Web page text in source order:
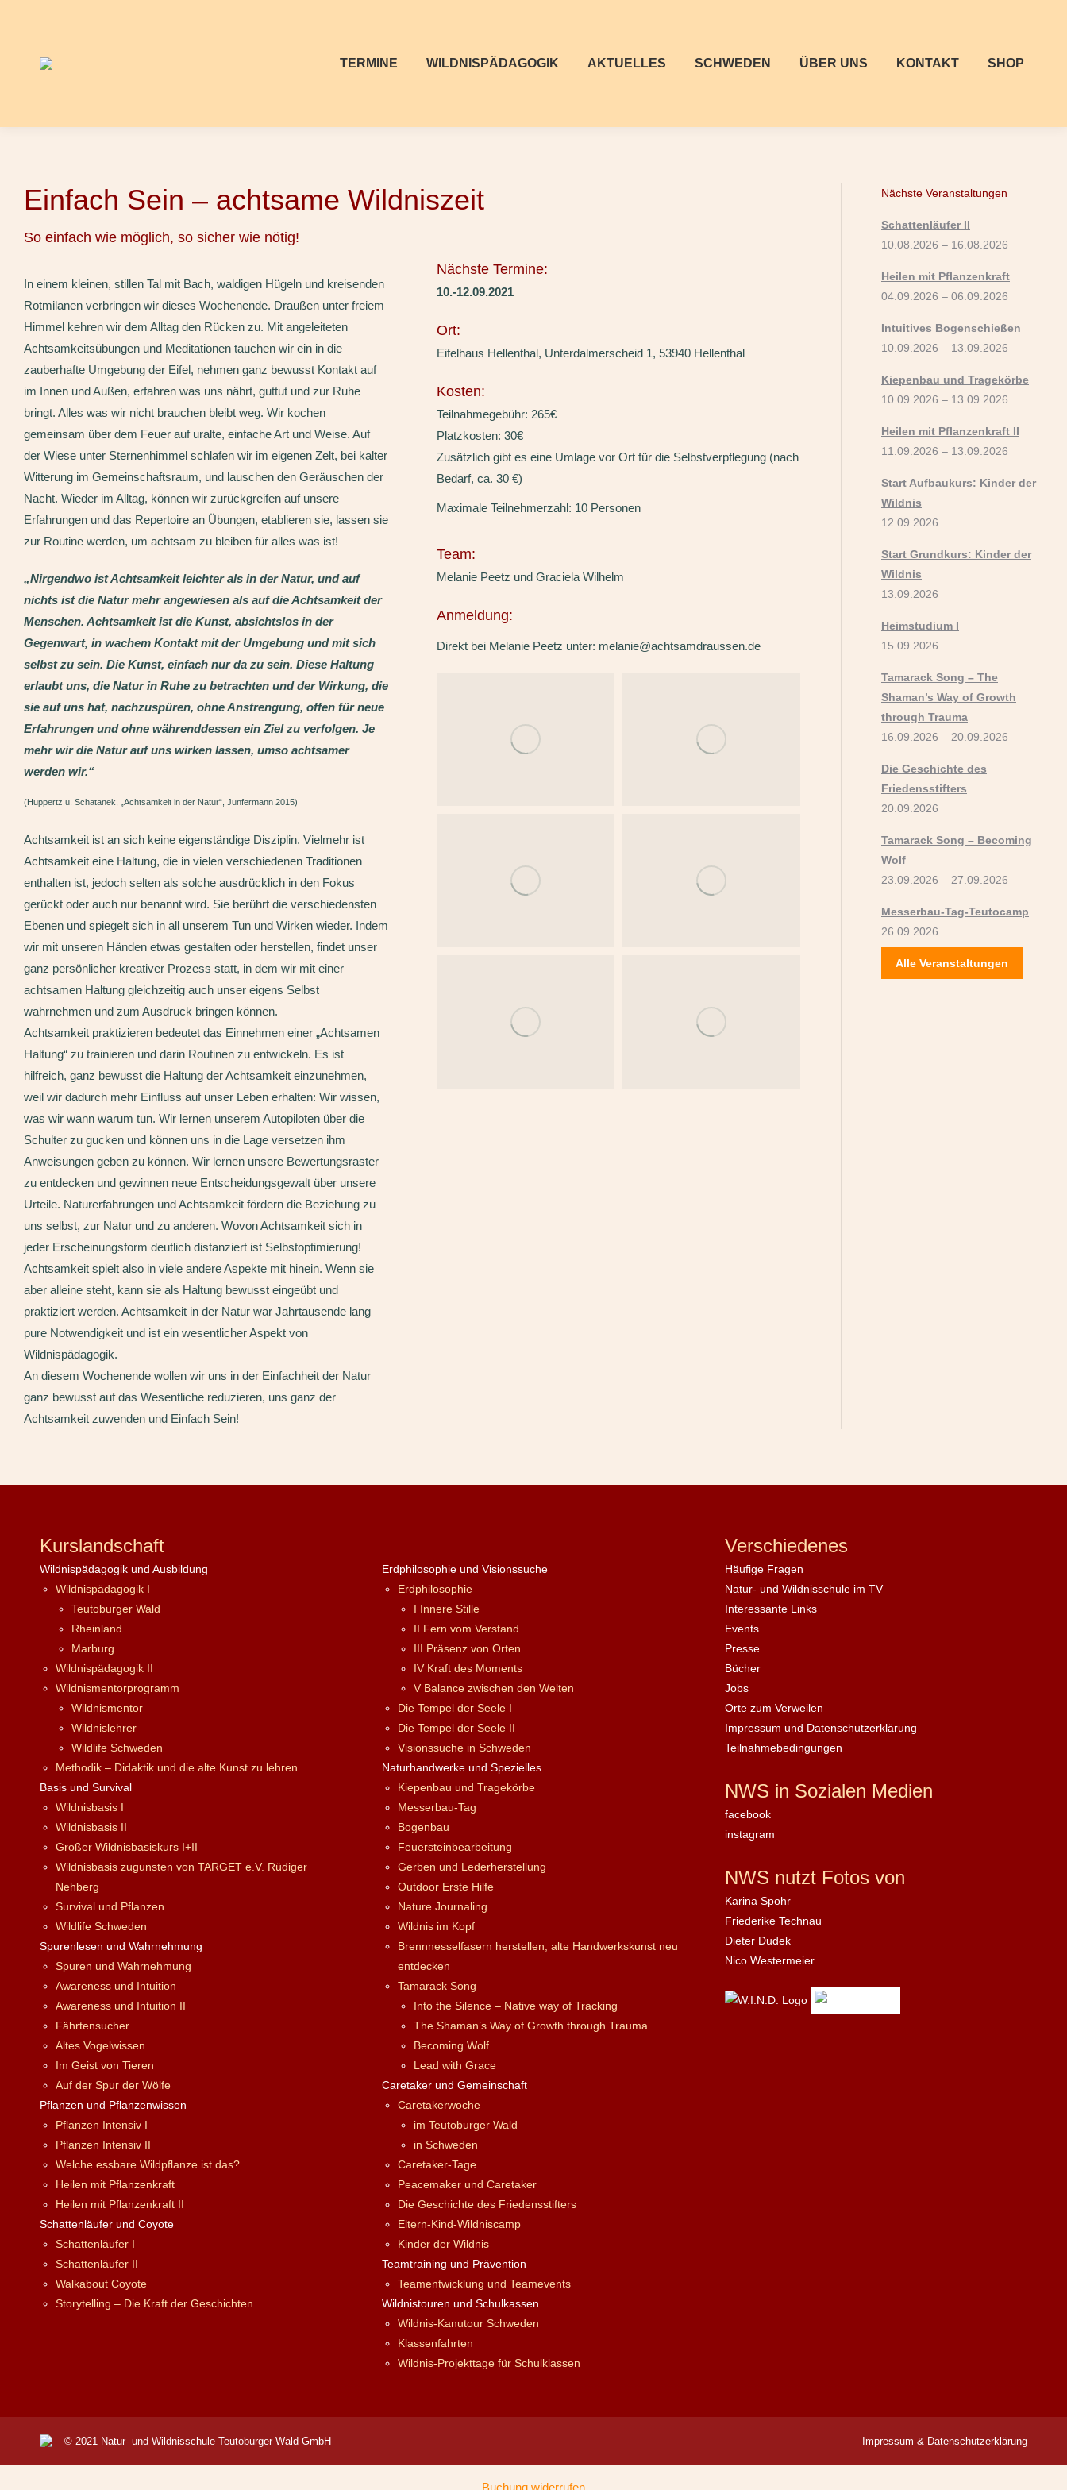
TERMINE WILDNISPÄDAGOGIK AKTUELLES SCHWEDEN ÜBER UNS KONTAKT SHOP
Einfach Sein – achtsame Wildniszeit
So einfach wie möglich, so sicher wie nötig!
In einem kleinen, stillen Tal mit Bach, waldigen Hügeln und kreisenden
Rotmilanen verbringen wir dieses Wochenende. Draußen unter freiem
Himmel kehren wir dem Alltag den Rücken zu. Mit angeleiteten
Achtsamkeitsübungen und Meditationen tauchen wir ein in die
zauberhafte Umgebung der Eifel, nehmen ganz bewusst Kontakt auf
im Innen und Außen, erfahren was uns nährt, guttut und zur Ruhe
bringt. Alles was wir nicht brauchen bleibt weg. Wir kochen
gemeinsam über dem Feuer auf uralte, einfache Art und Weise. Auf
der Wiese unter Sternenhimmel schlafen wir im eigenen Zelt, bei kalter
Witterung im Gemeinschaftsraum, und lauschen den Geräuschen der
Nacht. Wieder im Alltag, können wir zurückgreifen auf unsere
Erfahrungen und das Repertoire an Übungen, etablieren sie, lassen sie
zur Routine werden, um achtsam zu bleiben für alles was ist!
„Nirgendwo ist Achtsamkeit leichter als in der Natur, und auf
nichts ist die Natur mehr angewiesen als auf die Achtsamkeit der
Menschen. Achtsamkeit ist die Kunst, absichtslos in der
Gegenwart, in wachem Kontakt mit der Umgebung und mit sich
selbst zu sein. Die Kunst, einfach nur da zu sein. Diese Haltung
erlaubt uns, die Natur in Ruhe zu betrachten und der Wirkung, die
sie auf uns hat, nachzuspüren, ohne Anstrengung, offen für neue
Erfahrungen und ohne währenddessen ein Ziel zu verfolgen. Je
mehr wir die Natur auf uns wirken lassen, umso achtsamer
werden wir.“
(Huppertz u. Schatanek, „Achtsamkeit in der Natur“, Junfermann 2015)
Achtsamkeit ist an sich keine eigenständige Disziplin. Vielmehr ist
Achtsamkeit eine Haltung, die in vielen verschiedenen Traditionen
enthalten ist, jedoch selten als solche ausdrücklich in den Fokus
gerückt oder auch nur benannt wird. Sie berührt die verschiedensten
Ebenen und spiegelt sich in all unserem Tun und Wirken wieder. Indem
wir mit unseren Händen etwas gestalten oder herstellen, findet unser
ganz persönlicher kreativer Prozess statt, in dem wir mit einer
achtsamen Haltung gleichzeitig auch unser eigens Selbst
wahrnehmen und zum Ausdruck bringen können.
Achtsamkeit praktizieren bedeutet das Einnehmen einer „Achtsamen
Haltung“ zu trainieren und darin Routinen zu entwickeln. Es ist
hilfreich, ganz bewusst die Haltung der Achtsamkeit einzunehmen,
weil wir dadurch mehr Einfluss auf unser Leben erhalten: Wir wissen,
was wir wann warum tun. Wir lernen unserem Autopiloten über die
Schulter zu gucken und können uns in die Lage versetzen ihm
Anweisungen geben zu können. Wir lernen unsere Bewertungsraster
zu entdecken und gewinnen neue Entscheidungsgewalt über unsere
Urteile. Naturerfahrungen und Achtsamkeit fördern die Beziehung zu
uns selbst, zur Natur und zu anderen. Wovon Achtsamkeit sich in
jeder Erscheinungsform deutlich distanziert ist Selbstoptimierung!
Achtsamkeit spielt also in viele andere Aspekte mit hinein. Wenn sie
aber alleine steht, kann sie als Haltung bewusst eingeübt und
praktiziert werden. Achtsamkeit in der Natur war Jahrtausende lang
pure Notwendigkeit und ist ein wesentlicher Aspekt von
Wildnispädagogik.
An diesem Wochenende wollen wir uns in der Einfachheit der Natur
ganz bewusst auf das Wesentliche reduzieren, uns ganz der
Achtsamkeit zuwenden und Einfach Sein!
Nächste Termine:
10.-12.09.2021
Ort:
Eifelhaus Hellenthal, Unterdalmerscheid 1, 53940 Hellenthal
Kosten:
Teilnahmegebühr: 265€
Platzkosten: 30€
Zusätzlich gibt es eine Umlage vor Ort für die Selbstverpflegung (nach
Bedarf, ca. 30 €)
Maximale Teilnehmerzahl: 10 Personen
Team:
Melanie Peetz und Graciela Wilhelm
Anmeldung:
Direkt bei Melanie Peetz unter: melanie@achtsamdraussen.de
Nächste Veranstaltungen
Schattenläufer II
10.08.2026 – 16.08.2026
Heilen mit Pflanzenkraft
04.09.2026 – 06.09.2026
Intuitives Bogenschießen
10.09.2026 – 13.09.2026
Kiepenbau und Tragekörbe
10.09.2026 – 13.09.2026
Heilen mit Pflanzenkraft II
11.09.2026 – 13.09.2026
Start Aufbaukurs: Kinder der
Wildnis
12.09.2026
Start Grundkurs: Kinder der
Wildnis
13.09.2026
Heimstudium I
15.09.2026
Tamarack Song – The
Shaman’s Way of Growth
through Trauma
16.09.2026 – 20.09.2026
Die Geschichte des
Friedensstifters
20.09.2026
Tamarack Song – Becoming
Wolf
23.09.2026 – 27.09.2026
Messerbau-Tag-Teutocamp
26.09.2026
Alle Veranstaltungen
Kurslandschaft
Wildnispädagogik und Ausbildung
Wildnispädagogik I
Teutoburger Wald
Rheinland
Marburg
Wildnispädagogik II
Wildnismentorprogramm
Wildnismentor
Wildnislehrer
Wildlife Schweden
Methodik – Didaktik und die alte Kunst zu lehren
Basis und Survival
Wildnisbasis I
Wildnisbasis II
Großer Wildnisbasiskurs I+II
Wildnisbasis zugunsten von TARGET e.V. Rüdiger
Nehberg
Survival und Pflanzen
Wildlife Schweden
Spurenlesen und Wahrnehmung
Spuren und Wahrnehmung
Awareness und Intuition
Awareness und Intuition II
Fährtensucher
Altes Vogelwissen
Im Geist von Tieren
Auf der Spur der Wölfe
Pflanzen und Pflanzenwissen
Pflanzen Intensiv I
Pflanzen Intensiv II
Welche essbare Wildpflanze ist das?
Heilen mit Pflanzenkraft
Heilen mit Pflanzenkraft II
Schattenläufer und Coyote
Schattenläufer I
Schattenläufer II
Walkabout Coyote
Storytelling – Die Kraft der Geschichten
Erdphilosophie und Visionssuche
Erdphilosophie
I Innere Stille
II Fern vom Verstand
III Präsenz von Orten
IV Kraft des Moments
V Balance zwischen den Welten
Die Tempel der Seele I
Die Tempel der Seele II
Visionssuche in Schweden
Naturhandwerke und Spezielles
Kiepenbau und Tragekörbe
Messerbau-Tag
Bogenbau
Feuersteinbearbeitung
Gerben und Lederherstellung
Outdoor Erste Hilfe
Nature Journaling
Wildnis im Kopf
Brennnesselfasern herstellen, alte Handwerkskunst neu
entdecken
Tamarack Song
Into the Silence – Native way of Tracking
The Shaman’s Way of Growth through Trauma
Becoming Wolf
Lead with Grace
Caretaker und Gemeinschaft
Caretakerwoche
im Teutoburger Wald
in Schweden
Caretaker-Tage
Peacemaker und Caretaker
Die Geschichte des Friedensstifters
Eltern-Kind-Wildniscamp
Kinder der Wildnis
Teamtraining und Prävention
Teamentwicklung und Teamevents
Wildnistouren und Schulkassen
Wildnis-Kanutour Schweden
Klassenfahrten
Wildnis-Projekttage für Schulklassen
Verschiedenes
Häufige Fragen
Natur- und Wildnisschule im TV
Interessante Links
Events
Presse
Bücher
Jobs
Orte zum Verweilen
Impressum und Datenschutzerklärung
Teilnahmebedingungen
NWS in Sozialen Medien
facebook
instagram
NWS nutzt Fotos von
Karina Spohr
Friederike Technau
Dieter Dudek
Nico Westermeier
© 2021 Natur- und Wildnisschule Teutoburger Wald GmbH Impressum & Datenschutzerklärung
Buchung widerrufen